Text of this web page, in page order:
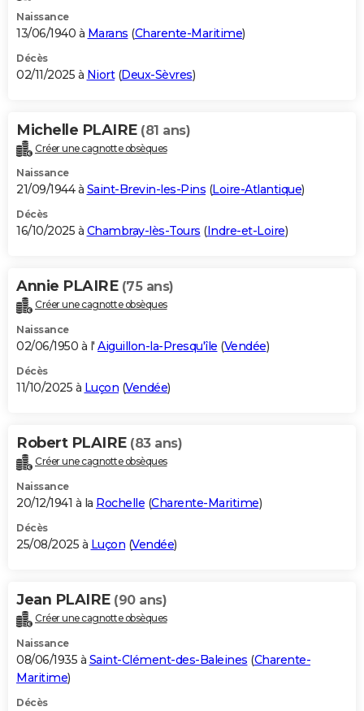
Naissance
13/06/1940 à Marans (Charente-Maritime)
Décès
02/11/2025 à Niort(Deux-Sèvres)
Michelle PLAIRE (81 ans)
Créer une cagnotte obsèques
Naissance
21/09/1944 à Saint-Brevin-les-Pins (Loire-Atlantique)
Décès
16/10/2025 à Chambray-lès-Tours (Indre-et-Loire)
Annie PLAIRE (75 ans)
Créer une cagnotte obsèques
Naissance
02/06/1950 à l' Aiguillon-la-Presqu'île (Vendée)
Décès
11/10/2025 à Luçon (Vendée)
Robert PLAIRE (83 ans)
Créer une cagnotte obsèques
Naissance
20/12/1941 à la Rochelle (Charente-Maritime)
Décès
25/08/2025 à Luçon (Vendée)
Jean PLAIRE (90 ans)
Créer une cagnotte obsèques
Naissance
08/06/1935 à Saint-Clément-des-Baleines (Charente-
Maritime)
Décès